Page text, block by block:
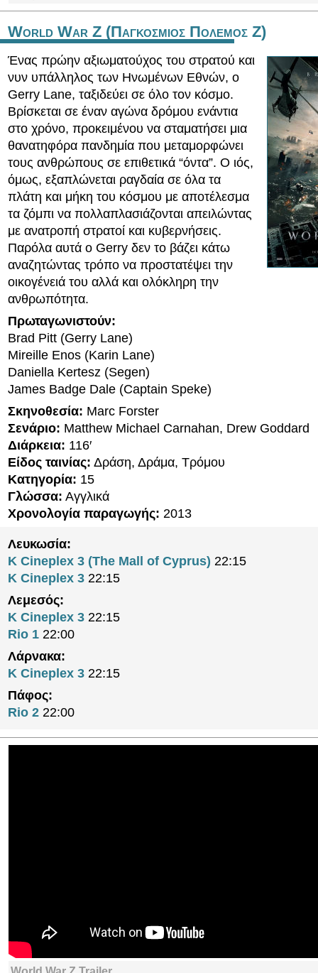
World War Z (Παγκοσμιος Πολεμος Ζ)
Ένας πρώην αξιωματούχος του στρατού και
νυν υπάλληλος των Ηνωμένων Εθνών, ο
Gerry Lane, ταξιδεύει σε όλο τον κόσμο.
Βρίσκεται σε έναν αγώνα δρόμου ενάντια
στο χρόνο, προκειμένου να σταματήσει μια
θανατηφόρα πανδημία που μεταμορφώνει
τους ανθρώπους σε επιθετικά “όντα”. Ο ιός,
όμως, εξαπλώνεται ραγδαία σε όλα τα
πλάτη και μήκη του κόσμου με αποτέλεσμα
τα ζόμπι να πολλαπλασιάζονται απειλώντας
με ανατροπή στρατοί και κυβερνήσεις.
Παρόλα αυτά ο Gerry δεν το βάζει κάτω
αναζητώντας τρόπο να προστατέψει την
οικογένειά του αλλά και ολόκληρη την
ανθρωπότητα.
Πρωταγωνιστούν:
Brad Pitt (Gerry Lane)
Mireille Enos (Karin Lane)
Daniella Kertesz (Segen)
James Badge Dale (Captain Speke)
Σκηνοθεσία: Marc Forster
Σενάριο: Matthew Michael Carnahan, Drew Goddard
Διάρκεια: 116′
Είδος ταινίας: Δράση, Δράμα, Τρόμου
Κατηγορία: 15
Γλώσσα: Αγγλικά
Χρονολογία παραγωγής: 2013
Λευκωσία:
K Cineplex 3 (The Mall of Cyprus) 22:15
K Cineplex 3 22:15
Λεμεσός:
K Cineplex 3 22:15
Rio 1 22:00
Λάρνακα:
K Cineplex 3 22:15
Πάφος:
Rio 2 22:00